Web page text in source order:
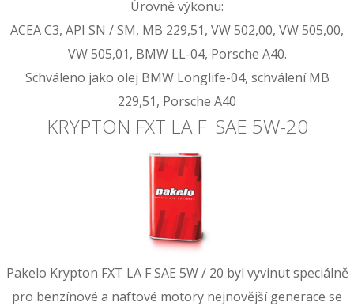
Úrovně výkonu:
ACEA C3, API SN / SM, MB 229,51, VW 502,00, VW 505,00,
VW 505,01, BMW LL-04, Porsche A40.
Schváleno jako olej BMW Longlife-04, schválení MB
229,51, Porsche A40
KRYPTON FXT LA F SAE 5W-20
Pakelo Krypton FXT LA F SAE 5W / 20 byl vyvinut speciálně
pro benzínové a naftové motory nejnovější generace se